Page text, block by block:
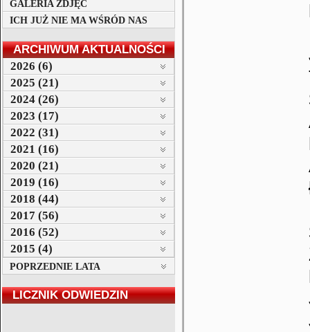
GALERIA ZDJĘĆ
ICH JUŻ NIE MA WŚRÓD NAS
ARCHIWUM AKTUALNOŚCI
2026 (6)
2025 (21)
2024 (26)
2023 (17)
2022 (31)
2021 (16)
2020 (21)
2019 (16)
2018 (44)
2017 (56)
2016 (52)
2015 (4)
POPRZEDNIE LATA
LICZNIK ODWIEDZIN